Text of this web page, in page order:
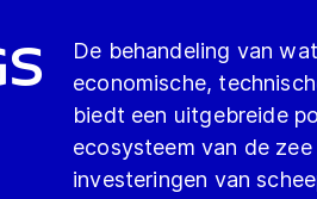
De behandeling van
economische,
biedt een uitgebreide
ecosysteem van de
investeringen van